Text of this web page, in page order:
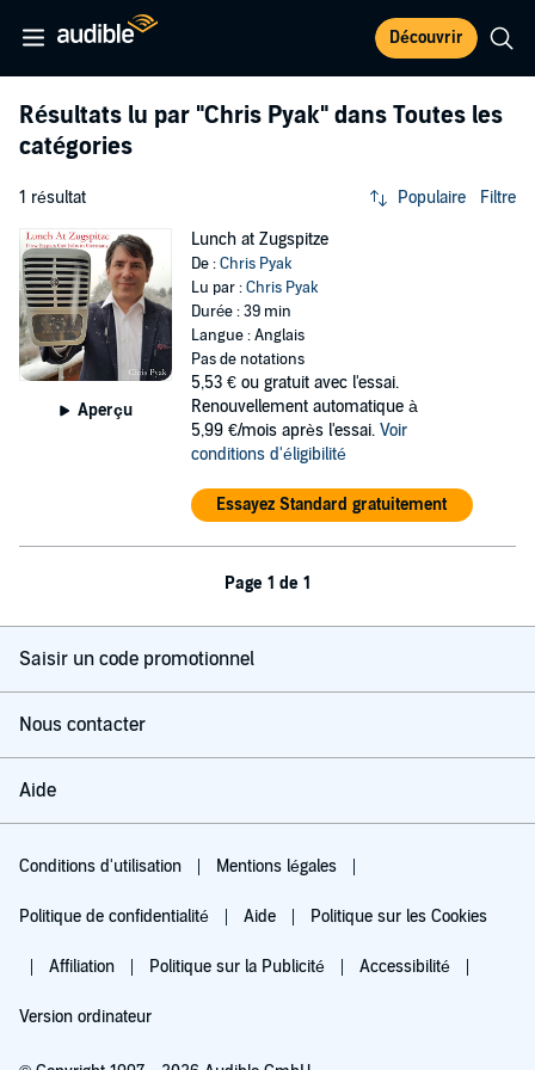
Découvrir
Résultats lu par "Chris Pyak" dans Toutes les
catégories
1 résultat Populaire Filtre
Aperçu
Lunch at Zugspitze
De :Chris Pyak
Lu par :Chris Pyak
Durée : 39 min
Langue : Anglais
Pas de notations
5,53 € ou gratuit avec l'essai.
Renouvellement automatique à
5,99 €/mois après l'essai. Voir
conditions d'éligibilité
Essayez Standard gratuitement
Page 1 de 1
Saisir un code promotionnel
Nous contacter
Aide
Conditions d'utilisation Mentions légales
Politique de confidentialité Aide Politique sur les Cookies
Affiliation Politique sur la Publicité Accessibilité
Version ordinateur